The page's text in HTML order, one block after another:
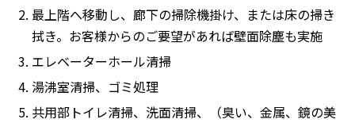
最上階へ移動し、廊下の掃除機掛け、または床の掃き
拭き。お客様からのご要望があれば壁面除塵も実施
エレベーターホール清掃
湯沸室清掃、ゴミ処理
共用部トイレ清掃、洗面清掃、（臭い、金属、鏡の美